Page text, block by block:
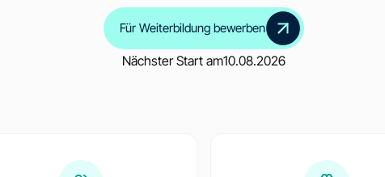
Für Weiterbildung bewerben
Nächster Start am10.08.2026